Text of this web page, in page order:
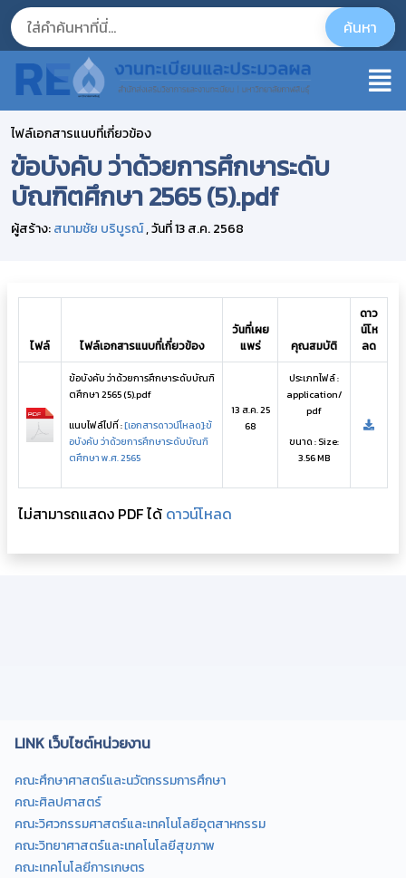
ไฟล์เอกสารแนบที่เกี่ยวข้อง
ข้อบังคับ ว่าด้วยการศึกษาระดับ
บัณฑิตศึกษา 2565 (5).pdf
ผู้สร้าง:สนามชัย บริบูรณ์, วันที่ 13 ส.ค. 2568
ไฟล์ ไฟล์เอกสารแนบที่เกี่ยวข้อง
วันที่เผย
แพร่
คุณสมบัติ
ดาว
น์โห
ลด
ข้อบังคับ ว่าด้วยการศึกษาระดับบัณฑิ
ตศึกษา 2565 (5).pdf
แนบไฟล์ไปที่ :[เอกสารดาวน์โหลด]:ข้
อบังคับ ว่าด้วยการศึกษาระดับบัณฑิ
ตศึกษา พ.ศ. 2565
13 ส.ค. 25
68
ประเภทไฟล์ :
application/
pdf
ขนาด : Size:
3.56 MB
ไม่สามารถแสดง PDF ได้ ดาวน์โหลด
LINK เว็บไซต์หน่วยงาน
คณะศึกษาศาสตร์และนวัตกรรมการศึกษา
คณะศิลปศาสตร์
คณะวิศวกรรมศาสตร์และเทคโนโลยีอุตสาหกรรม
คณะวิทยาศาสตร์และเทคโนโลยีสุขภาพ
คณะเทคโนโลยีการเกษตร